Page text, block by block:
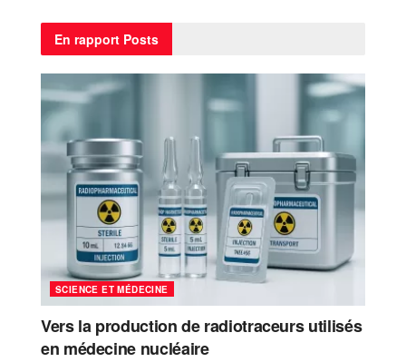
En rapport Posts
SCIENCE ET MÉDECINE
Vers la production de radiotraceurs utilisés
en médecine nucléaire